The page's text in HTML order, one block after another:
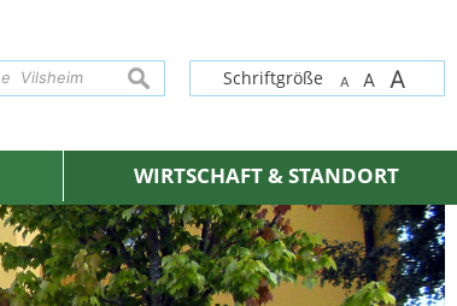
Schriftgröße A A A
suchen
WIRTSCHAFT & STANDORT